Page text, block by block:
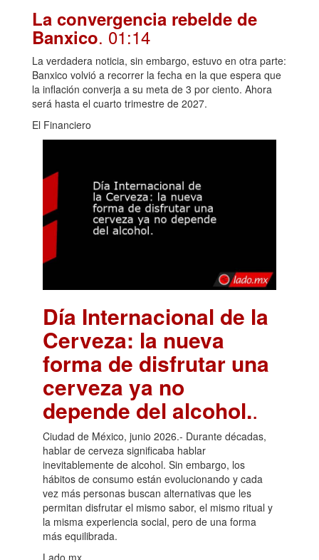
La convergencia rebelde de
Banxico. 01:14
La verdadera noticia, sin embargo, estuvo en otra parte:
Banxico volvió a recorrer la fecha en la que espera que
la inflación converja a su meta de 3 por ciento. Ahora
será hasta el cuarto trimestre de 2027.
El Financiero
Día Internacional de la
Cerveza: la nueva
forma de disfrutar una
cerveza ya no
depende del alcohol..
Ciudad de México, junio 2026.- Durante décadas,
hablar de cerveza significaba hablar
inevitablemente de alcohol. Sin embargo, los
hábitos de consumo están evolucionando y cada
vez más personas buscan alternativas que les
permitan disfrutar el mismo sabor, el mismo ritual y
la misma experiencia social, pero de una forma
más equilibrada.
Lado.mx